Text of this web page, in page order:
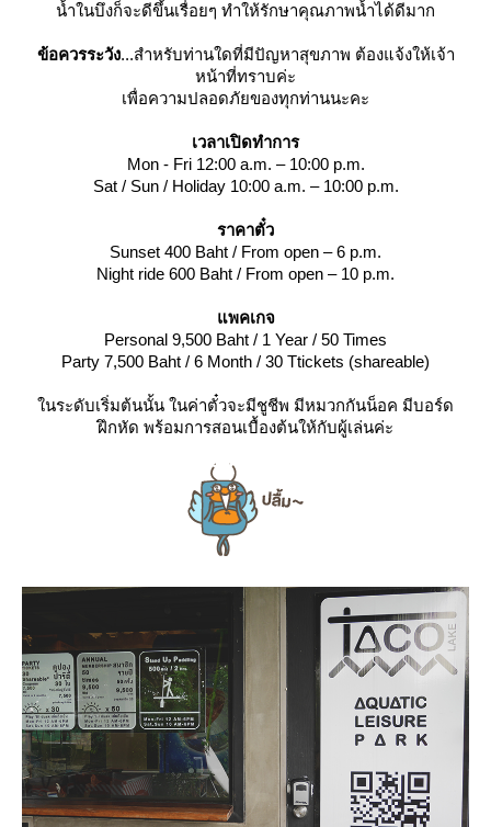
น้ำในบึงก็จะดีขึ้นเรื่อยๆ ทำให้รักษาคุณภาพน้ำได้ดีมาก
ข้อควรระวัง...สำหรับท่านใดที่มีปัญหาสุขภาพ ต้องแจ้งให้เจ้า
หน้าที่ทราบค่ะ
เพื่อความปลอดภัยของทุกท่านนะคะ
เวลาเปิดทำการ
Mon - Fri 12:00 a.m. – 10:00 p.m.
Sat / Sun / Holiday 10:00 a.m. – 10:00 p.m.
ราคาตั๋ว
Sunset 400 Baht / From open – 6 p.m.
Night ride 600 Baht / From open – 10 p.m.
พคเกจ
Personal 9,500 Baht / 1 Year / 50 Times
Party 7,500 Baht / 6 Month / 30 Ttickets (shareable)
นระดับเริ่มต้นนั้น ในค่าตั๋วจะมีชูชีพ มีหมวกกันน็อค มีบอร์ด
ฝึกหัด พร้อมการสอนเบื้องต้นให้กับผู้เล่นค่ะ